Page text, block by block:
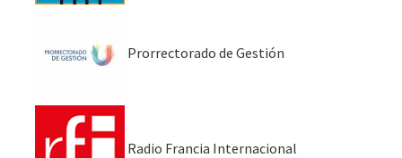
Prorrectorado de Gestión
Radio Francia Internacional